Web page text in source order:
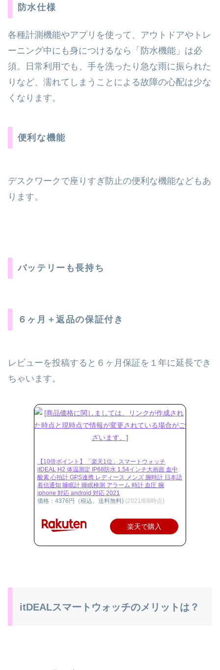
防水仕様
各種計測機能やアプリを使って、アウトドアやトレ
ーニング中にも身につけるなら「防水機能」は必
須。日常利用でも、手を洗ったり急な雨に振られた
りなど、濡れてしまうことによる故障の心配は少な
くなります。
便利な機能
デスクワークで座りすぎ防止の便利な機能などもあ
ります。
バッテリーも長持ち
６ヶ月＋返品の保証付き
レビューを投稿すると６ヶ月保証を１年に延長でき
ちゃいます。
【10倍ポイント】「楽天1位」スマートウォッチ
itDEAL H2 体温測定 IP68防水 1.54インチ大画面 血中
酸素 心拍計 GPS連携 レディース メンズ 腕時計 日本語
着信通知 睡眠計 睡眠検測 アラーム 時計 血圧 腕
iphone 対応 android 対応 2021
価格：4376円（税込、送料無料) (2021/8/8時点)
楽天で購入
itDEALスマートウォッチのメリットは？